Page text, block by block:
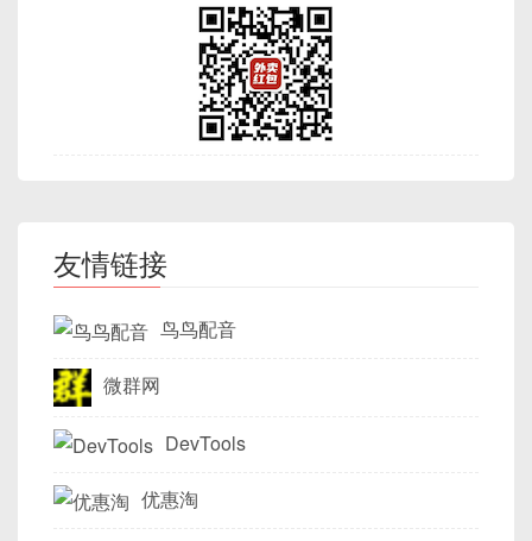
友情链接
鸟鸟配音
微群网
DevTools
优惠淘